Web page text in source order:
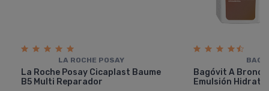
LA ROCHE POSAY
La Roche Posay Cicaplast Baume
B5 Multi Reparador
Bagóvit A
Emulsión